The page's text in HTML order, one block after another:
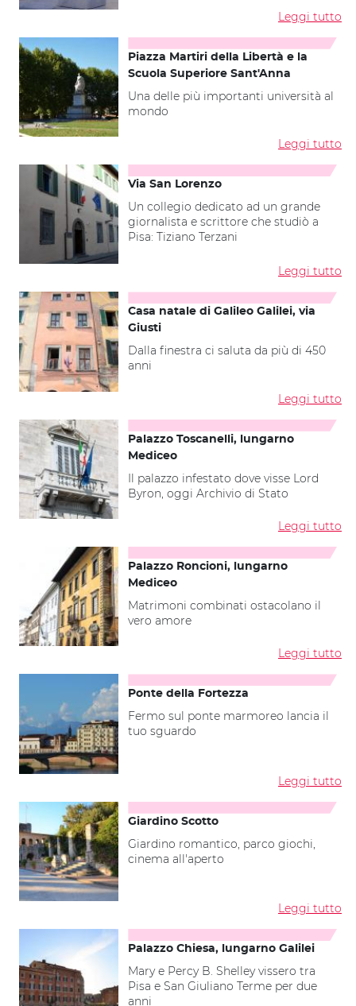
Leggi tutto
Piazza Martiri della Libertà e la
Scuola Superiore Sant'Anna
Una delle più importanti università al
mondo
Leggi tutto
Via San Lorenzo
Un collegio dedicato ad un grande
giornalista e scrittore che studiò a
Pisa: Tiziano Terzani
Leggi tutto
Casa natale di Galileo Galilei, via
Giusti
Dalla finestra ci saluta da più di 450
anni
Leggi tutto
Palazzo Toscanelli, lungarno
Mediceo
Il palazzo infestato dove visse Lord
Byron, oggi Archivio di Stato
Leggi tutto
Palazzo Roncioni, lungarno
Mediceo
Matrimoni combinati ostacolano il
vero amore
Leggi tutto
Ponte della Fortezza
Fermo sul ponte marmoreo lancia il
tuo sguardo
Leggi tutto
Giardino Scotto
Giardino romantico, parco giochi,
cinema all'aperto
Leggi tutto
Palazzo Chiesa, lungarno Galilei
Mary e Percy B. Shelley vissero tra
Pisa e San Giuliano Terme per due
anni